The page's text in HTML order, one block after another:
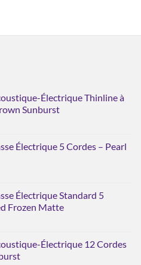
Électrique Thinline à
Sunburst
Électrique 5 Cordes – Pearl
Électrique Standard 5
Frozen Matte
Électrique 12 Cordes